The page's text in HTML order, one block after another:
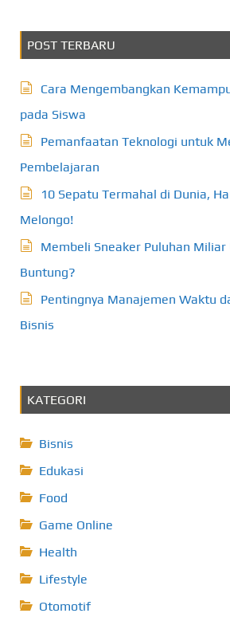
POST TERBARU
Cara Mengembangkan
pada Siswa
Pemanfaatan Teknologi untuk
Pembelajaran
10 Sepatu Termahal di Dunia,
Melongo!
Membeli Sneaker Puluhan
Buntung?
Pentingnya Manajemen Waktu
Bisnis
KATEGORI
Bisnis
Edukasi
Food
Game Online
Health
Lifestyle
Otomotif